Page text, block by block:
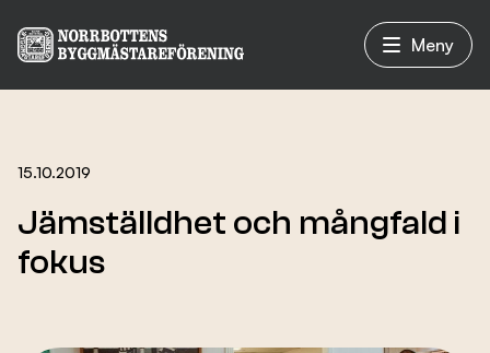
Meny
Om oss
15.10.2019
Jämställdhet och mångfald i
fokus